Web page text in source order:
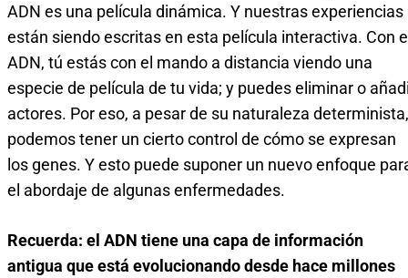
ADN es una película dinámica. Y nuestras experiencias
están siendo escritas en esta película interactiva. Con
ADN, tú estás con el mando a distancia viendo una
especie de película de tu vida; y puedes eliminar o
actores. Por eso, a pesar de su naturaleza determinista,
podemos tener un cierto control de cómo se expresan
los genes. Y esto puede suponer un nuevo enfoque
el abordaje de algunas enfermedades.
Recuerda: el ADN tiene una capa de información
antigua que está evolucionando desde hace millones